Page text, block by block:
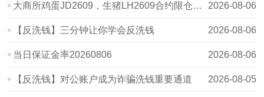
大商所鸡蛋JD2609，生猪LH2609合约限仓提示 2026-08-06
【反洗钱】三分钟让你学会反洗钱 2026-08-06
当日保证金率20260806 2026-08-06
【反洗钱】对公账户成为诈骗洗钱重要通道 2026-08-05